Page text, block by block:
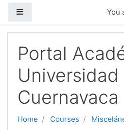
You
Portal
Universidad
Cuernavaca
Home Courses